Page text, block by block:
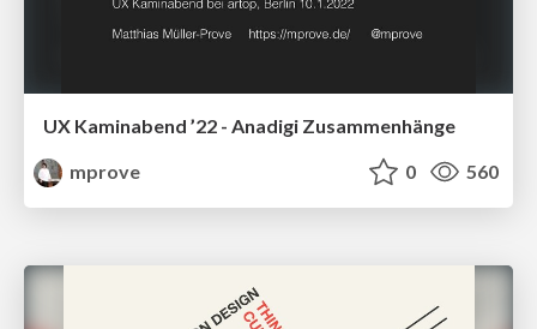
UX Kaminabend ’22 - Anadigi Zusammenhänge
mprove
0 560